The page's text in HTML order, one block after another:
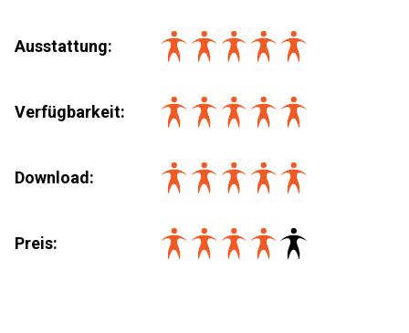
Ausstattung:
Verfügbarkeit:
Download:
Preis: